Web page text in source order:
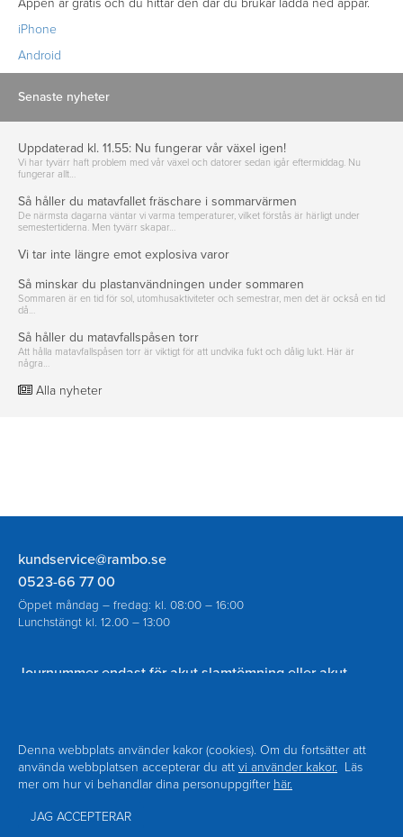
Appen är gratis och du hittar den där du brukar ladda ned appar.
iPhone
Android
Senaste nyheter
Uppdaterad kl. 11.55: Nu fungerar vår växel igen!
Vi har tyvärr haft problem med vår växel och datorer sedan igår eftermiddag. Nu
fungerar allt…
Så håller du matavfallet fräschare i sommarvärmen
De närmsta dagarna väntar vi varma temperaturer, vilket förstås är härligt under
semestertiderna. Men tyvärr skapar…
Vi tar inte längre emot explosiva varor
Så minskar du plastanvändningen under sommaren
Sommaren är en tid för sol, utomhusaktiviteter och semestrar, men det är också en tid
då…
Så håller du matavfallspåsen torr
Att hålla matavfallspåsen torr är viktigt för att undvika fukt och dålig lukt. Här är
några…
Alla nyheter
Denna webbplats använder kakor (cookies). Om du fortsätter att
använda webbplatsen accepterar du att vi använder kakor. Läs
mer om hur vi behandlar dina personuppgifter här.
JAG ACCEPTERAR
Rambo
AB
kundservice@rambo.se
0523-66 77 00
Öppet måndag – fredag: kl. 08:00 – 16:00
Lunchstängt kl. 12.00 – 13:00
Journummer endast för akut slamtömning eller akut
Sidfot
Kontakt
Nyheter